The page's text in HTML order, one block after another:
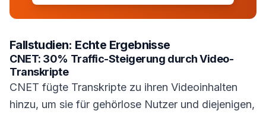
Fallstudien: Echte Ergebnisse
CNET: 30% Traffic-Steigerung durch Video-
Transkripte
CNET fügte Transkripte zu ihren Videoinhalten
hinzu, um sie für gehörlose Nutzer und diejenigen,